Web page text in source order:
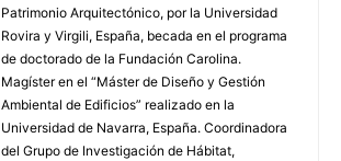
Patrimonio Arquitectónico, por la Universidad
Rovira y Virgili, España, becada en el programa
de doctorado de la Fundación Carolina.
Magíster en el “Máster de Diseño y Gestión
Ambiental de Edificios” realizado en la
Universidad de Navarra, España. Coordinadora
del Grupo de Investigación de Hábitat,